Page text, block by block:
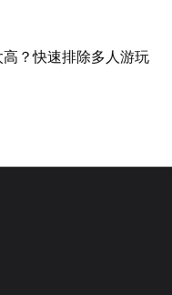
？快速排除多人游玩